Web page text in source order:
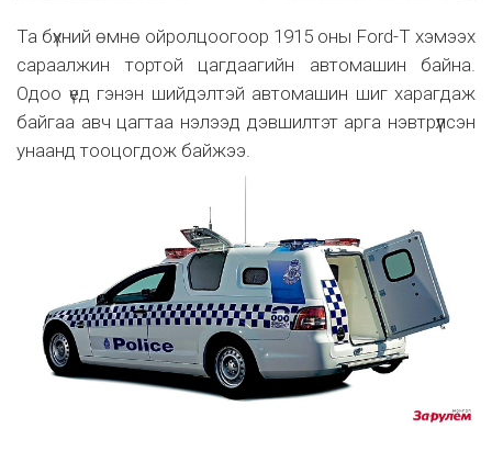
Та бүхний өмнө ойролцоогоор 1915 оны Ford-Т хэмээх
сараалжин тортой цагдаагийн автомашин байна.
Одоо үед гэнэн шийдэлтэй автомашин шиг харагдаж
байгаа авч цагтаа нэлээд дэвшилтэт арга нэвтрүүлсэн
унаанд тооцогдож байжээ.